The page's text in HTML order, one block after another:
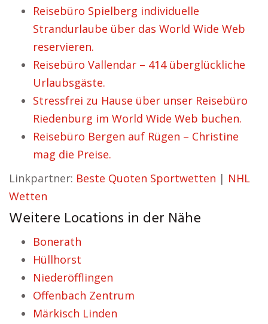
Reisebüro Spielberg individuelle
Strandurlaube über das World Wide Web
reservieren.
Reisebüro Vallendar – 414 überglückliche
Urlaubsgäste.
Stressfrei zu Hause über unser Reisebüro
Riedenburg im World Wide Web buchen.
Reisebüro Bergen auf Rügen – Christine
mag die Preise.
Linkpartner: Beste Quoten Sportwetten | NHL
Wetten
Weitere Locations in der Nähe
Bonerath
Hüllhorst
Niederöfflingen
Offenbach Zentrum
Märkisch Linden